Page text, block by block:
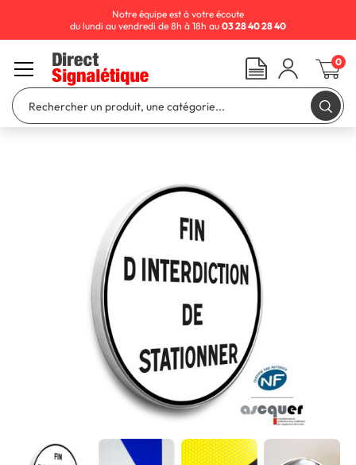
Notre équipe est à votre écoute
du lundi au vendredi de 8h à 18h au 03 28 40 28 40
0